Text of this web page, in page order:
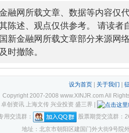
融网所载文章、数据等内容仅
陈述、观点仅供参考。 请读者
新金融网所载文章部分来源网
时撤除。
设为首页| 关于我们
Copyright 2007-2008 www.XINJR.com All
创资讯 上海文传 兴业投资 盛三界 |
用交流群：
股票期货交流群：
地址：北京市朝阳区建国门外大街9号院